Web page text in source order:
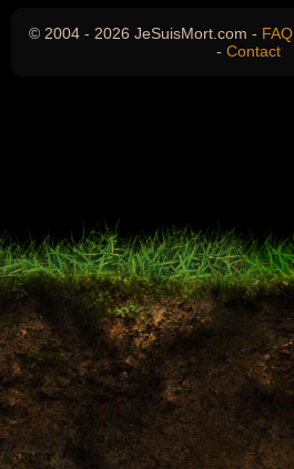
© 2004 - 2026 JeSuisMort.com - FAQ
- Contact